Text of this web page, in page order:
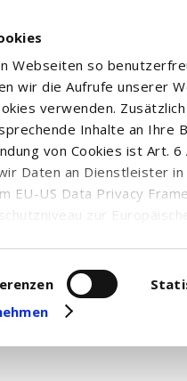
Webseiten so
wir die Aufrufe unserer
verwenden.
Inhalte an Ihre
von Cookies ist Art. 6
Daten an Dienstleister
EU-US Data Privacy
zur
Seite zumDatenschutz.
oder anpassen.